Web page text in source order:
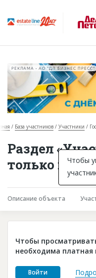
Горячие объекты
База строящихся
Инвестпроекты
Глоссарий
Платные услуги
Пресс-релизы
РЕКЛАМА • АО "ДП БИЗНЕС ПРЕСС"
База участников Участники
Раздел
только
Описание объекта
Чтобы
необходима платная
Войти
Чтобы